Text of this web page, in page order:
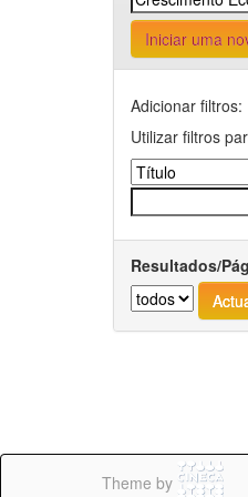
Iniciar uma
Adicionar filtros:
Utilizar filtros
Resultados/
Theme by